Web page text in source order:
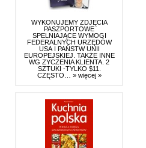
WYKONUJEMY ZDJĘCIA
PASZPORTOWE
SPELNIAJĄCE WYMOGI
FEDERALNYCH URZĘDÓW
USA I PAŃSTW UNII
EUROPEJSKIEJ. TAKŻE INNE
WG ZYCZENIA KLIENTA. 2
SZTUKI -TYLKO $11.
CZĘSTO… » więcej »